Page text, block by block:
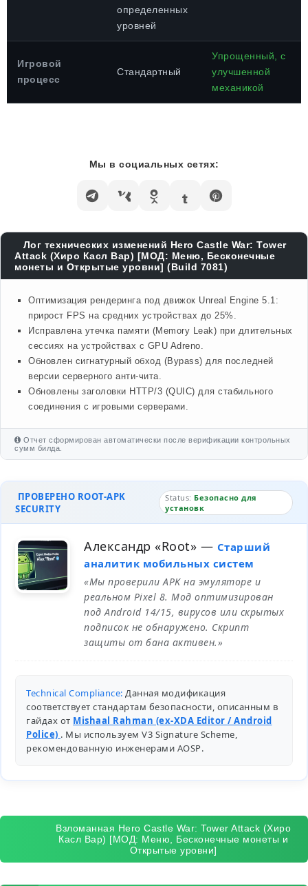
определенных
уровней
Игровой
процесс
Стандартный
Упрощенный, с
улучшенной
механикой
Мы в социальных сетях:
Лог технических изменений Hero Castle War: Tower
Attack (Хиро Касл Вар) [МОД: Меню, Бесконечные
монеты и Открытые уровни] (Build 7081)
Оптимизация рендеринга под движок Unreal Engine 5.1:
прирост FPS на средних устройствах до 25%.
Исправлена утечка памяти (Memory Leak) при длительных
сессиях на устройствах с GPU Adreno.
Обновлен сигнатурный обход (Bypass) для последней
версии серверного анти-чита.
Обновлены заголовки HTTP/3 (QUIC) для стабильного
соединения с игровыми серверами.
Отчет сформирован автоматически после верификации контрольных
сумм билда.
ПРОВЕРЕНО ROOT-APK
SECURITY
Status: Безопасно для
установк
Александр «Root» — Старший
аналитик мобильных систем
«Мы проверили APK на эмуляторе и
реальном Pixel 8. Мод оптимизирован
под Android 14/15, вирусов или скрытых
подписок не обнаружено. Скрипт
защиты от бана активен.»
Technical Compliance: Данная модификация
соответствует стандартам безопасности, описанным в
гайдах от Mishaal Rahman (ex-XDA Editor / Android
Police) . Мы используем V3 Signature Scheme,
рекомендованную инженерами AOSP.
Взломанная Hero Castle War: Tower Attack (Хиро
Касл Вар) [МОД: Меню, Бесконечные монеты и
Открытые уровни]